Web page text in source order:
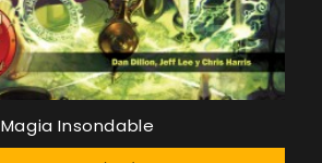
Magia Insondable